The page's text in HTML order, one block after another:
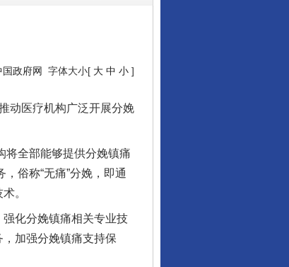
国政府网 字体大小[ 大 中 小 ]
动医疗机构广泛开展分娩
全部能够提供分娩镇痛
俗称“无痛”分娩，即通
。
化分娩镇痛相关专业技
加强分娩镇痛支持保